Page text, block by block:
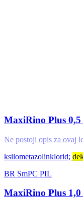
MaxiRino Plus
Ne postoji opis za ovaj
ksilometazolinklorid;
BR SmPC PIL
MaxiRino Plus